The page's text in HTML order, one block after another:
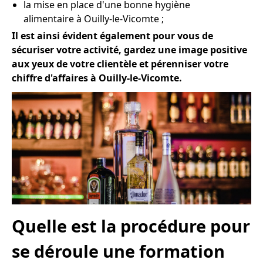
la mise en place d'une bonne hygiène
alimentaire à Ouilly-le-Vicomte ;
Il est ainsi évident également pour vous de
sécuriser votre activité, gardez une image positive
aux yeux de votre clientèle et pérenniser votre
chiffre d'affaires à Ouilly-le-Vicomte.
Quelle est la procédure pour
se déroule une formation